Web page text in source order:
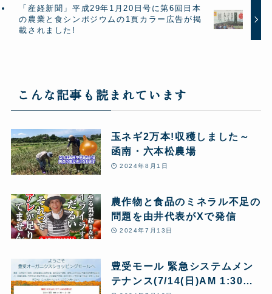
「産経新聞」平成29年1月20日号に第6回日本
の農業と食シンポジウムの1頁カラー広告が掲
載されました!
こんな記事も読まれています
玉ネギ2万本!収穫しました～
函南・六本松農場
2024年8月1日
農作物と食品のミネラル不足の
問題を由井代表がXで発信
2024年7月13日
豊受モール 緊急システムメン
テナンス(7/14(日)AM 1:30～